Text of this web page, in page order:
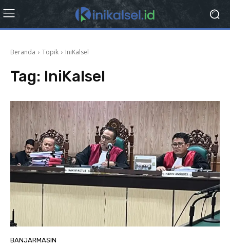
Beranda Topik IniKalsel
Tag: IniKalsel
BANJARMASIN